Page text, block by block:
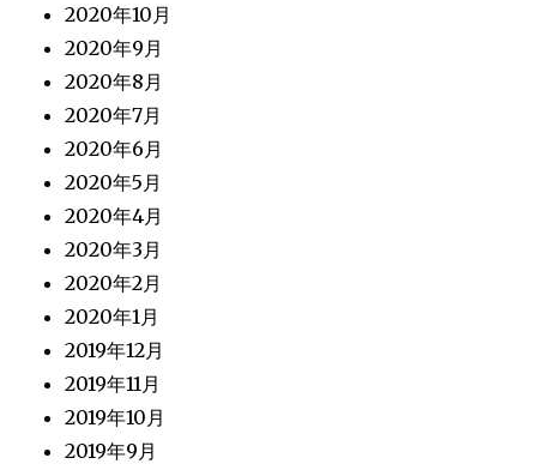
2020年10月
2020年9月
2020年8月
2020年7月
2020年6月
2020年5月
2020年4月
2020年3月
2020年2月
2020年1月
2019年12月
2019年11月
2019年10月
2019年9月